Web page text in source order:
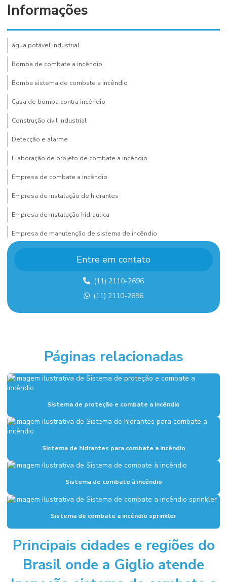
Informações
água potável industrial
Bomba de combate a incêndio
Bomba sistema de combate a incêndio
Casa de bomba contra incêndio
Construção civil industrial
Detecção e alarme
Elaboração de projeto de combate a incêndio
Empresa de combate a incêndio
Empresa de instalação de hidrantes
Empresa de instalação hidraulica
Empresa de manutenção de sistema de incêndio
Empresa de montagem de estrutura metalica
Empresa de montagem industrial
Empresa de projeto de combate a incêndio
Execução de fundação industrial
Fundações industriais
Inspeção sistema de combate a incêndio
Instalação de alarme de incêndio
Instalação de hidrantes
Instalação hidráulica para indústria
Instalação hidráulica industrial
Instalação de sistema de alarme de incêndio
Instalação de sistema de hidrantes
Instalação de sistema de incêndio
Entre em contato
(11) 2110-2696
(11) 2110-2696
Páginas relacionadas
Sistema de proteção e combate a incêndio
Sistema de hidrantes para combate a incêndio
Sistema de combate à incêndio
Sistema de combate a incêndio sprinkler
Principais cidades e regiões do
Brasil onde a Giglio atende